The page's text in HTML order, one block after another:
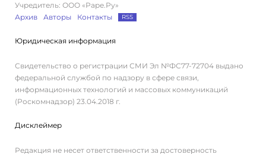
Учредитель: ООО «Раре.Ру»
Архив
Авторы Контакты RSS
Юридическая информация
Свидетельство о регистрации СМИ Эл №ФС77-72704 выдано
федеральной службой по надзору в сфере связи,
информационных технологий и массовых коммуникаций
(Роскомнадзор) 23.04.2018 г.
Дисклеймер
Редакция не несет ответственности за достоверность